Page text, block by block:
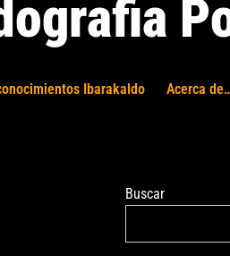
Ibarakaldo Acerca
Buscar